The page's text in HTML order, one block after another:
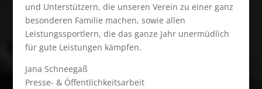
und Unterstützern, die unseren Verein zu einer ganz
besonderen Familie machen, sowie allen
Leistungssportlern, die das ganze Jahr unermüdlich
für gute Leistungen kämpfen.
Jana Schneegaß
Presse- & Öffentlichkeitsarbeit